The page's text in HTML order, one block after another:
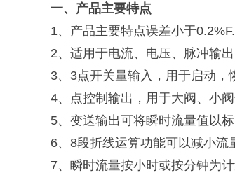
一、 产品主要特点
1、产品主要特点误差小于
2、适用于电流、电压、脉冲输
3、3点开关量输入，用于启动，
4、点控制输出，用于大阀、小
5、变送输出可将瞬时流量值以
6、8段折线运算功能可以减小流
7、瞬时流量按小时或按分钟为